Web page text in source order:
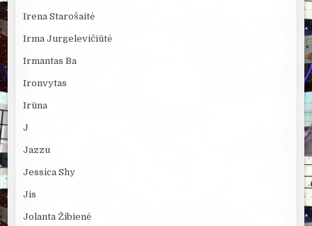
Irena Starošaitė
Irma Jurgelevičiūtė
Irmantas Ba
Ironvytas
Irūna
J
Jazzu
Jessica Shy
Jis
Jolanta Žibienė